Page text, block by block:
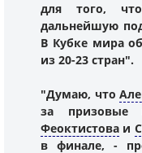
для того,
дальнейшую
В Кубке мира
из 20-23 стран".
"Думаю, что
за призовые
Феоктистова и
в финале, -